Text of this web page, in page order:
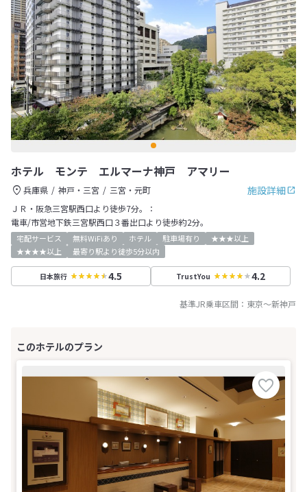
ホテル モンテ エルマーナ神戸 アマリー
施設詳細
兵庫県 神戸・三宮
三宮・元町
ＪＲ・阪急三宮駅西口より徒歩7分。：
電車/市営地下鉄三宮駅西口３番出口より徒歩約2分。
宅配サービス 無料WiFiあり ホテル 駐車場有り
★★★以上
★★★★以上
最寄り駅より徒歩5分以内
日本旅行 4.5 TrustYou 4.2
基準JR乗車区間： 東京～新神戸